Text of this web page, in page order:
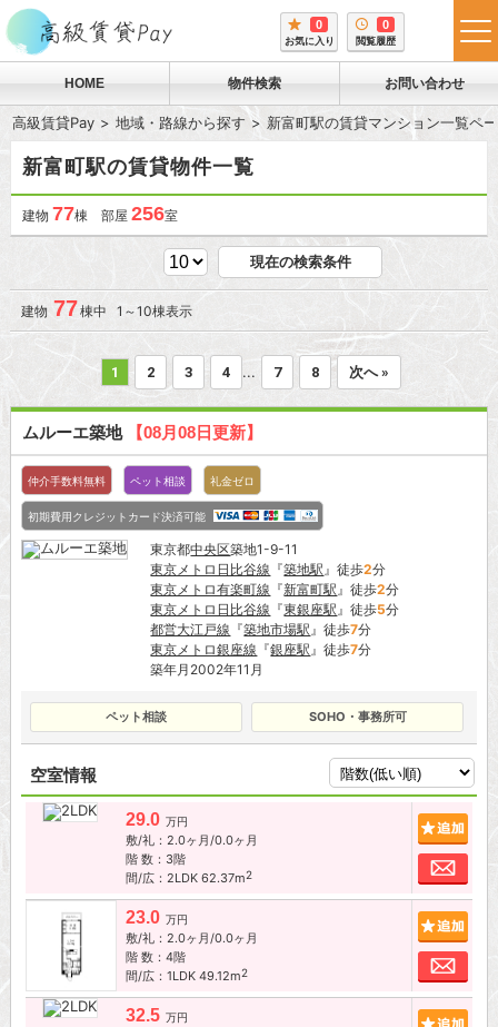
0
お気に入り
0
閲覧履歴
HOME 物件検索 お問い合わせ
高級賃貸Pay 地域・路線から探す 新富町駅の賃貸マンション一覧ペ
新富町駅の賃貸物件一覧
建物 77棟 部屋 256室
現在の検索条件
建物 77棟中 1～10棟表示
1 2 3 4 ... 7 8 次へ »
ムルーエ築地 【08月08日更新】
仲介手数料無料 ペット相談 礼金ゼロ
初期費用クレジットカード決済可能
東京都中央区築地1-9-11
東京メトロ日比谷線 『築地駅』徒歩2分
東京メトロ有楽町線 『新富町駅』徒歩2分
東京メトロ日比谷線 『東銀座駅』徒歩5分
都営大江戸線 『築地市場駅』徒歩7分
東京メトロ銀座線 『銀座駅』徒歩7分
築年月2002年11月
ペット相談 SOHO・事務所可
空室情報
29.0 万円
敷/礼：2.0ヶ月/0.0ヶ月
階 数：3階
間/広：2LDK 62.37m2
お
23.0 万円
敷/礼：2.0ヶ月/0.0ヶ月
階 数：4階
間/広：1LDK 49.12m2
お
32.5 万円